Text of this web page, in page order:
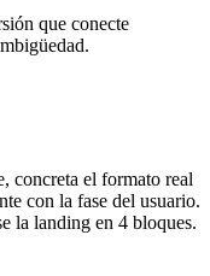
que conecte
concreta el formato real
con la fase del usuario.
la landing en 4 bloques.